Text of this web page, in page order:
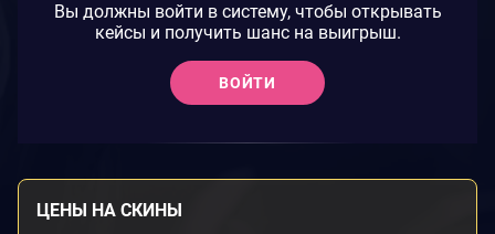
Вы должны войти в систему, чтобы открывать
кейсы и получить шанс на выигрыш.
ВОЙТИ
ЦЕНЫ НА СКИНЫ